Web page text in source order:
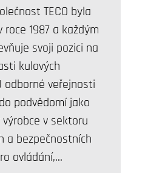
TECO byla
roce 1987 a každým
svoji pozici na
kulových
odborné veřejnosti
podvědomí jako
v sektoru
a bezpečnostních
ovládání,…